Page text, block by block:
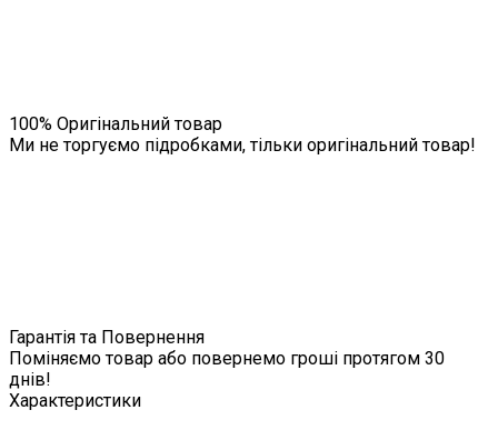
100% Оригінальний товар
Ми не торгуємо підробками, тільки оригінальний товар!
Гарантія та Повернення
Поміняємо товар або повернемо гроші протягом 30
днів!
Характеристики